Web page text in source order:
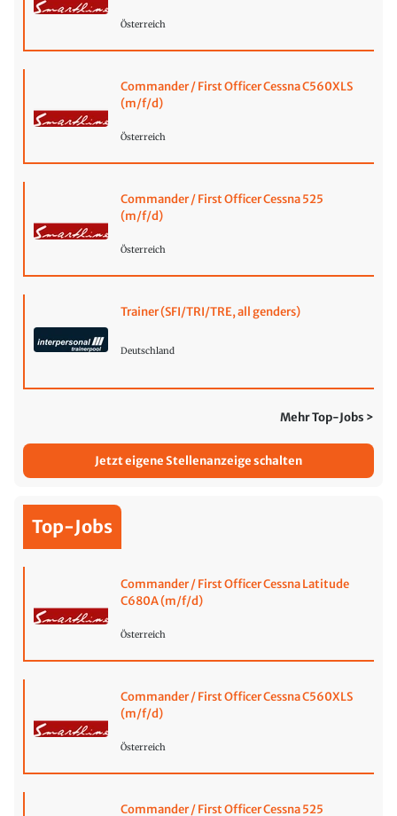
Österreich
Commander / First Officer Cessna C560XLS
(m/f/d)
Österreich
Commander / First Officer Cessna 525
(m/f/d)
Österreich
Trainer (SFI/TRI/TRE, all genders)
Deutschland
Mehr Top-Jobs >
Jetzt eigene Stellenanzeige schalten
Top-Jobs
Commander / First Officer Cessna Latitude
C680A (m/f/d)
Österreich
Commander / First Officer Cessna C560XLS
(m/f/d)
Österreich
Commander / First Officer Cessna 525